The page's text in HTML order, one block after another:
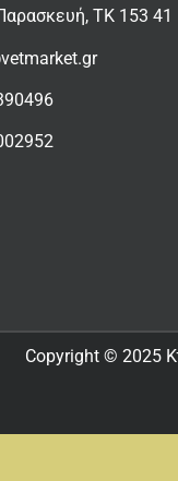
ΤΚ 153 41
Copyright © 2025